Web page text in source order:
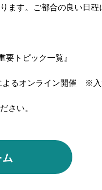
ます。ご都合の良い日程
トピック一覧』
よるオンライン開催 ※入
さい。